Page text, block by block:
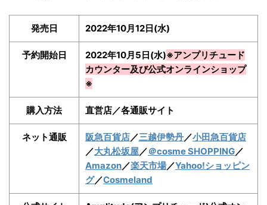
発売日 2022年10月12日(水)
予約開始日 2022年10月5日(水)※アンプリチュード
カウンター及び公式オンラインショップ
※
購入方法 直営店／各通販サイト
ネット通販 阪急百貨店／三越伊勢丹／小田急百貨店
／大丸松坂屋／＠cosme SHOPPING／
Amazon／楽天市場／Yahoo!ショッピン
グ／Cosmeland